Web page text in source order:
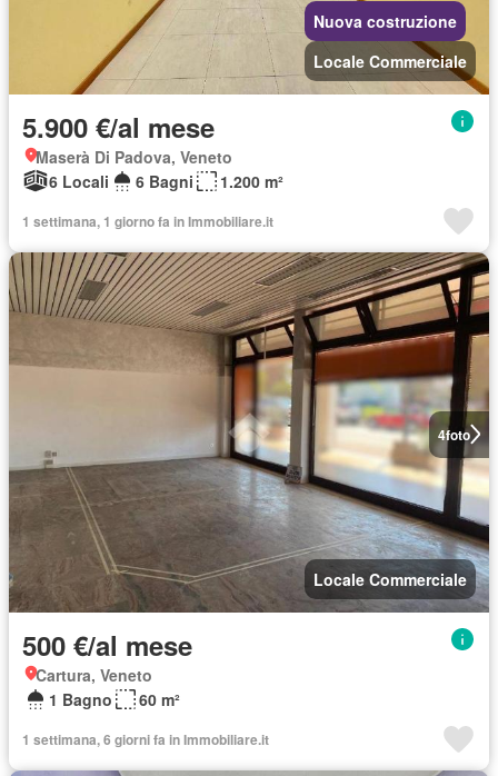
Nuova costruzione
Locale Commerciale
5.900 €/al mese
Maserà Di Padova, Veneto
6 Locali
6 Bagni 1.200 m²
1 settimana, 1 giorno fa in Immobiliare.it
4foto
Locale Commerciale
500 €/al mese
Cartura, Veneto
1 Bagno
60 m²
1 settimana, 6 giorni fa in Immobiliare.it